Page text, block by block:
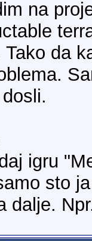
na
Tako da
igru
sto
dalje.